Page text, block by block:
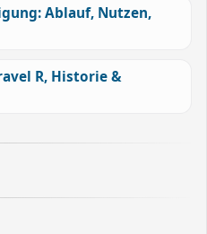
Ablauf, Nutzen,
R, Historie &